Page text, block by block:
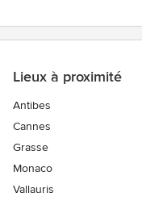
Lieux à proximité
Antibes
Cannes
Grasse
Monaco
Vallauris